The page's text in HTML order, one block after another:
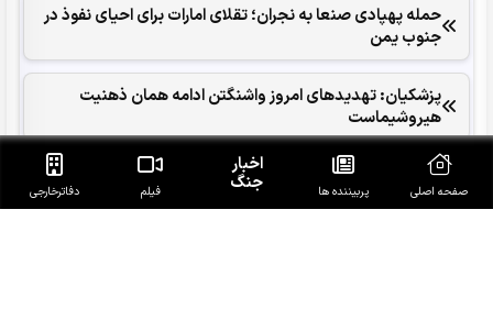
حمله پهپادی صنعا به نجران؛ تقلای امارات برای احیای نفوذ در
جنوب یمن
پزشکیان: تهدیدهای امروز واشنگتن ادامه همان ذهنیت
هیروشیماست
پرداخت 100 همت به گندم‌کاران تا 22 مرداد
صفحه اصلی پربیننده ها
اخبار
جنگ فیلم دفاتر‌خارجی